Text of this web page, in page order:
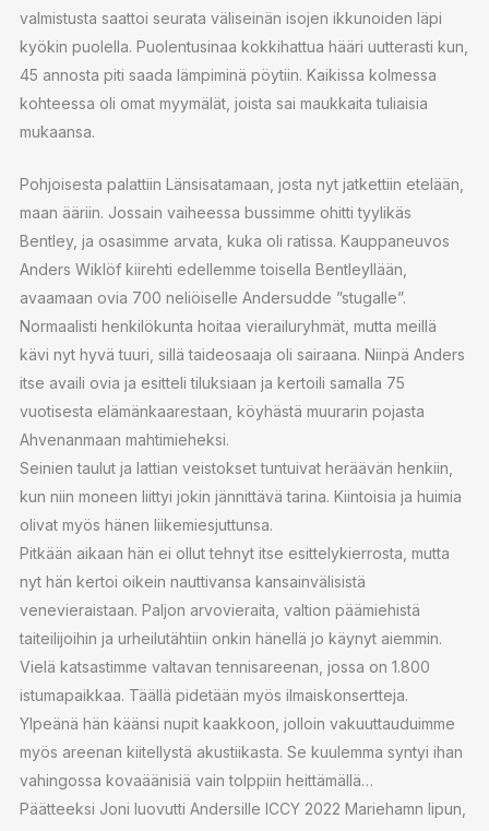
valmistusta saattoi seurata väliseinän isojen ikkunoiden läpi
kyökin puolella. Puolentusinaa kokkihattua hääri uutterasti kun,
45 annosta piti saada lämpiminä pöytiin. Kaikissa kolmessa
kohteessa oli omat myymälät, joista sai maukkaita tuliaisia
mukaansa.
Pohjoisesta palattiin Länsisatamaan, josta nyt jatkettiin etelään,
maan ääriin. Jossain vaiheessa bussimme ohitti tyylikäs
Bentley, ja osasimme arvata, kuka oli ratissa. Kauppaneuvos
Anders Wiklöf kiirehti edellemme toisella Bentleyllään,
avaamaan ovia 700 neliöiselle Andersudde ”stugalle”.
Normaalisti henkilökunta hoitaa vierailuryhmät, mutta meillä
kävi nyt hyvä tuuri, sillä taideosaaja oli sairaana. Niinpä Anders
itse availi ovia ja esitteli tiluksiaan ja kertoili samalla 75
vuotisesta elämänkaarestaan, köyhästä muurarin pojasta
Ahvenanmaan mahtimieheksi.
Seinien taulut ja lattian veistokset tuntuivat heräävän henkiin,
kun niin moneen liittyi jokin jännittävä tarina. Kiintoisia ja huimia
olivat myös hänen liikemiesjuttunsa.
Pitkään aikaan hän ei ollut tehnyt itse esittelykierrosta, mutta
nyt hän kertoi oikein nauttivansa kansainvälisistä
venevieraistaan. Paljon arvovieraita, valtion päämiehistä
taiteilijoihin ja urheilutähtiin onkin hänellä jo käynyt aiemmin.
Vielä katsastimme valtavan tennisareenan, jossa on 1.800
istumapaikkaa. Täällä pidetään myös ilmaiskonsertteja.
Ylpeänä hän käänsi nupit kaakkoon, jolloin vakuuttauduimme
myös areenan kiitellystä akustiikasta. Se kuulemma syntyi ihan
vahingossa kovaäänisiä vain tolppiin heittämällä…
Päätteeksi Joni luovutti Andersille ICCY 2022 Mariehamn lipun,